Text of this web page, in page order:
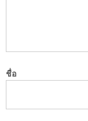
ชื่อ